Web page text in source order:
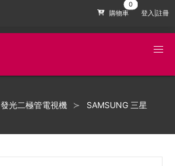
購物車 登入|註冊
發光二極管電視機 SAMSUNG 三星